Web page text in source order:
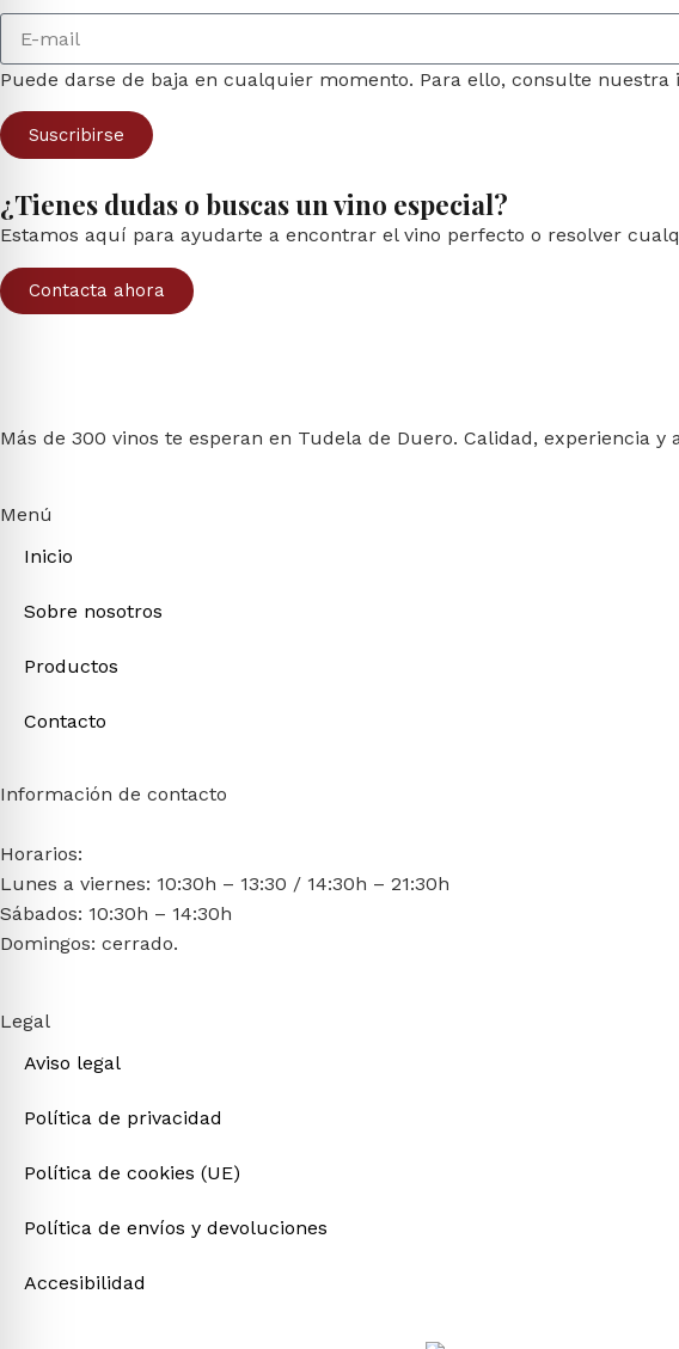
Puede darse de baja en cualquier momento. Para ello, consulte
Suscribirse
¿Tienes dudas o buscas un vino especial?
Estamos aquí para ayudarte a encontrar el vino perfecto o resolver
Contacta ahora
Más de 300 vinos te esperan en Tudela de Duero. Calidad, experiencia
Menú
Inicio
Sobre nosotros
Productos
Contacto
Información de contacto
Horarios:
Lunes a viernes: 10:30h – 13:30 / 14:30h – 21:30h
Sábados: 10:30h – 14:30h
Domingos: cerrado.
Legal
Aviso legal
Política de privacidad
Política de cookies (UE)
Política de envíos y devoluciones
Accesibilidad